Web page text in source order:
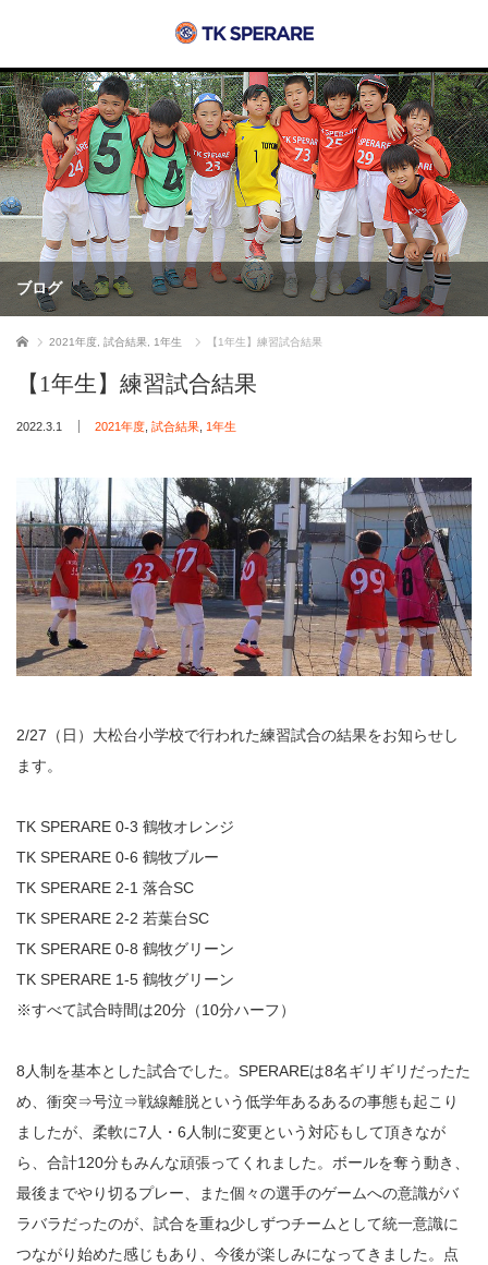
ブログ
ホーム 2021年度 試合結果 1年生 【1年生】練習試合結果
【1年生】練習試合結果
2022.3.1 2021年度 試合結果 1年生
2/27（日）大松台小学校で行われた練習試合の結果をお知らせし
ます。
TK SPERARE 0-3 鶴牧オレンジ
TK SPERARE 0-6 鶴牧ブルー
TK SPERARE 2-1 落合SC
TK SPERARE 2-2 若葉台SC
TK SPERARE 0-8 鶴牧グリーン
TK SPERARE 1-5 鶴牧グリーン
※すべて試合時間は20分（10分ハーフ）
8人制を基本とした試合でした。SPERAREは8名ギリギリだったた
め、衝突⇒号泣⇒戦線離脱という低学年あるあるの事態も起こり
ましたが、柔軟に7人・6人制に変更という対応もして頂きなが
ら、合計120分もみんな頑張ってくれました。ボールを奪う動き、
最後までやり切るプレー、また個々の選手のゲームへの意識がバ
ラバラだったのが、試合を重ね少しずつチームとして統一意識に
つながり始めた感じもあり、今後が楽しみになってきました。点